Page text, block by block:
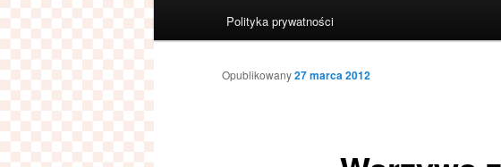
Polityka prywatności
Opublikowany27 marca 2012